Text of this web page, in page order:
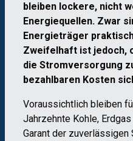
bleiben lockere, nicht
Energiequellen. Zwar
Energieträger
Zweifelhaft ist jedoch,
die Stromversorgung
bezahlbaren Kosten
Voraussichtlich bleiben
Jahrzehnte Kohle,
Garant der